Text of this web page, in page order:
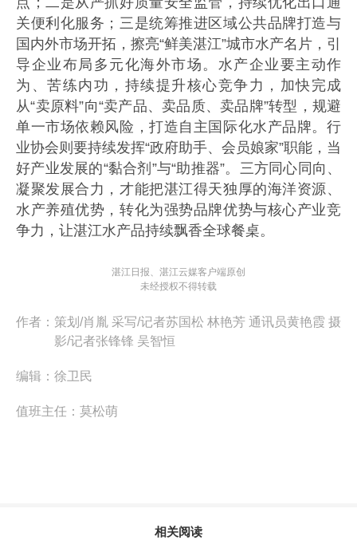
关便利化服务；三是统筹推进区域公共品牌打造与
国内外市场开拓，擦亮“鲜美湛江”城市水产名片，引
导企业布局多元化海外市场。水产企业要主动作
为、苦练内功，持续提升核心竞争力，加快完成
从“卖原料”向“卖产品、卖品质、卖品牌”转型，规避
单一市场依赖风险，打造自主国际化水产品牌。行
业协会则要持续发挥“政府助手、会员娘家”职能，当
好产业发展的“黏合剂”与“助推器”。三方同心同向、
凝聚发展合力，才能把湛江得天独厚的海洋资源、
水产养殖优势，转化为强势品牌优势与核心产业竞
争力，让湛江水产品持续飘香全球餐桌。
湛江日报、湛江云媒客户端原创
未经授权不得转载
作者： 策划/肖胤 采写/记者苏国松 林艳芳 通讯员黄艳霞 摄
影/记者张锋锋 吴智恒
编辑： 徐卫民
值班主任： 莫松萌
相关阅读